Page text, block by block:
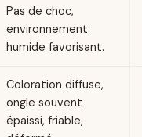
Pas de choc,
environnement
humide favorisant.
Coloration diffuse,
ongle souvent
épaissi, friable,